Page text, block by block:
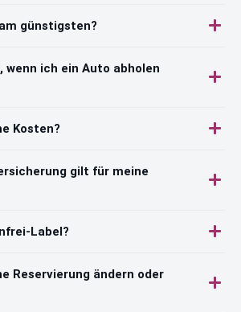
günstigsten?
wenn ich ein Auto abholen
Kosten?
gilt für meine
Label?
Reservierung ändern oder